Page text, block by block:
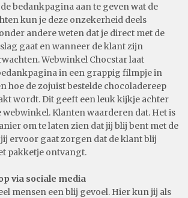
bedankpagina aan te geven wat de
kun je deze onzekerheid deels
andere weten dat je direct met de
gaat en wanneer de klant zijn
Webwinkel Chocstar laat
in een grappig filmpje in
hoe de zojuist bestelde chocoladereep
wordt. Dit geeft een leuk kijkje achter
webwinkel. Klanten waarderen dat. Het is
om te laten zien dat jij blij bent met de
ervoor gaat zorgen dat de klant blij
pakketje ontvangt.
via sociale media
mensen een blij gevoel. Hier kun jij als